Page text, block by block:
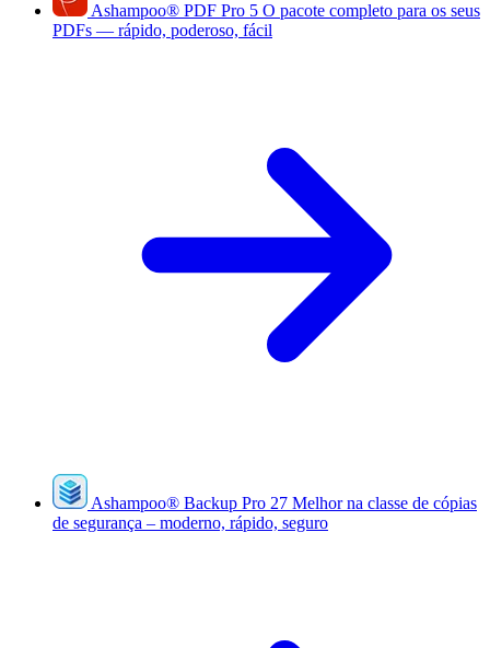
Ashampoo® PDF Pro 5 O pacote completo para os seus
PDFs — rápido, poderoso, fácil
Ashampoo® Backup Pro 27 Melhor na classe de cópias
de segurança – moderno, rápido, seguro